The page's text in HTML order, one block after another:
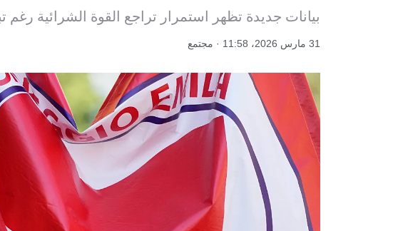
بيانات جديدة تظهر استمرار تراجع القوة الشرائية رغم
31 مارس 2026، 11:58 · مجتمع